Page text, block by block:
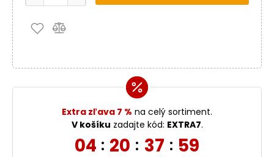
Extra zľava 7 % na celý sortiment.
V košíku zadajte kód: EXTRA7.
04 : 20 : 37 : 59